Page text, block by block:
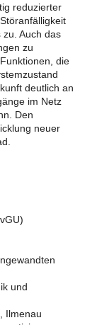
reduzierter
Auch das
zu
die
deutlich an
im Netz
Den
neuer
und
Ilmenau